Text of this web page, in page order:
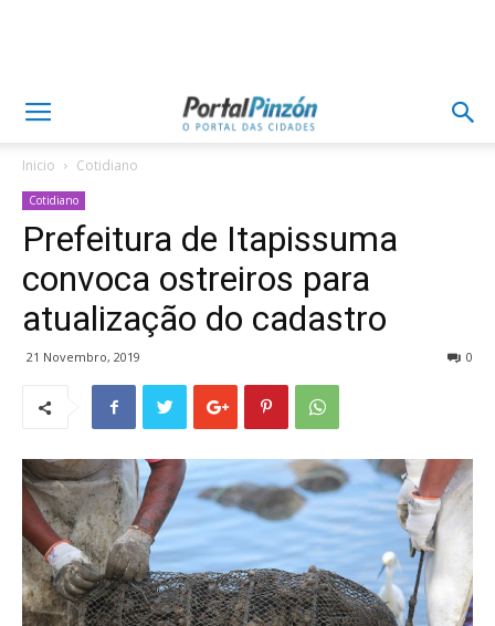
Inicio Cotidiano
Cotidiano
Prefeitura de Itapissuma
convoca ostreiros para
atualização do cadastro
21 Novembro, 2019 0